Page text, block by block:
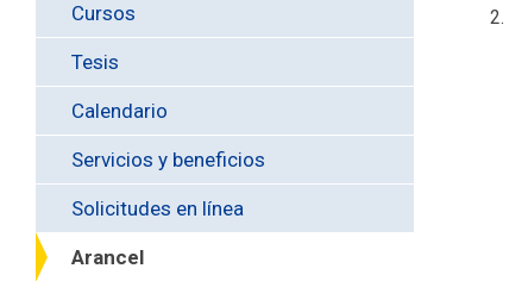
Cursos
Tesis
Calendario
Servicios y beneficios
Solicitudes en línea
Arancel